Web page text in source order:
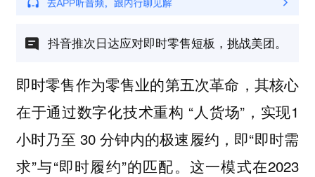
抖音推次日达应对即时零售短板，挑战美团。
即时零售作为零售业的第五次革命，其核心
在于通过数字化技术重构 “人货场”，实现1
小时乃至 30 分钟内的极速履约，即“即时需
求”与“即时履约”的匹配。这一模式在2023